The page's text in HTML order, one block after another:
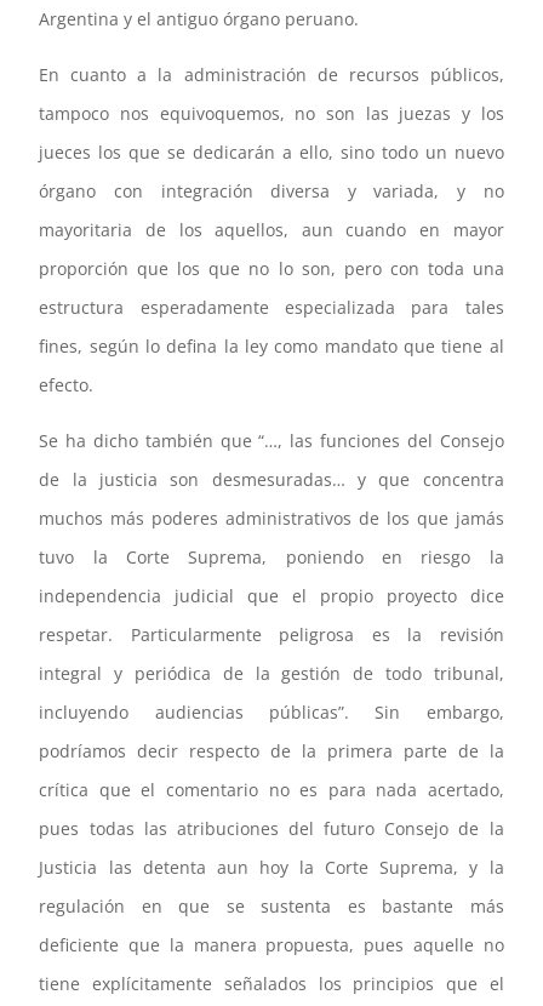
Argentina y el antiguo órgano peruano.
En cuanto a la administración de recursos públicos,
tampoco nos equivoquemos, no son las juezas y los
jueces los que se dedicarán a ello, sino todo un nuevo
órgano con integración diversa y variada, y no
mayoritaria de los aquellos, aun cuando en mayor
proporción que los que no lo son, pero con toda una
estructura esperadamente especializada para tales
fines, según lo defina la ley como mandato que tiene al
efecto.
Se ha dicho también que “…, las funciones del Consejo
de la justicia son desmesuradas… y que concentra
muchos más poderes administrativos de los que jamás
tuvo la Corte Suprema, poniendo en riesgo la
independencia judicial que el propio proyecto dice
respetar. Particularmente peligrosa es la revisión
integral y periódica de la gestión de todo tribunal,
incluyendo audiencias públicas”. Sin embargo,
podríamos decir respecto de la primera parte de la
crítica que el comentario no es para nada acertado,
pues todas las atribuciones del futuro Consejo de la
Justicia las detenta aun hoy la Corte Suprema, y la
regulación en que se sustenta es bastante más
deficiente que la manera propuesta, pues aquelle no
tiene explícitamente señalados los principios que el